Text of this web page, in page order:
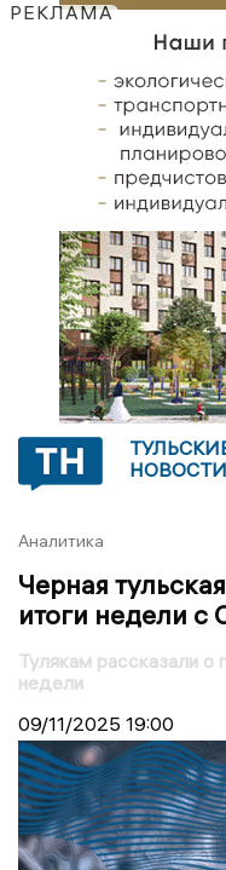
РЕКЛАМА
НОВОСТИ
Аналитика
Черная
итоги недели
Тулякам рассказали
недели
09/11/2025 19:00